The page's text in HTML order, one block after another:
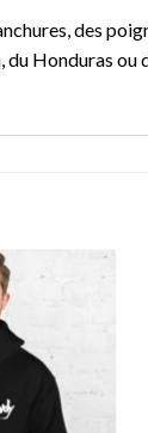
des
Honduras ou